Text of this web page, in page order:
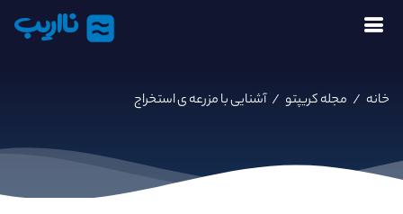
نااریب
خانه / مجله کریپتو /آشنایی با مزرعه ی استخراج